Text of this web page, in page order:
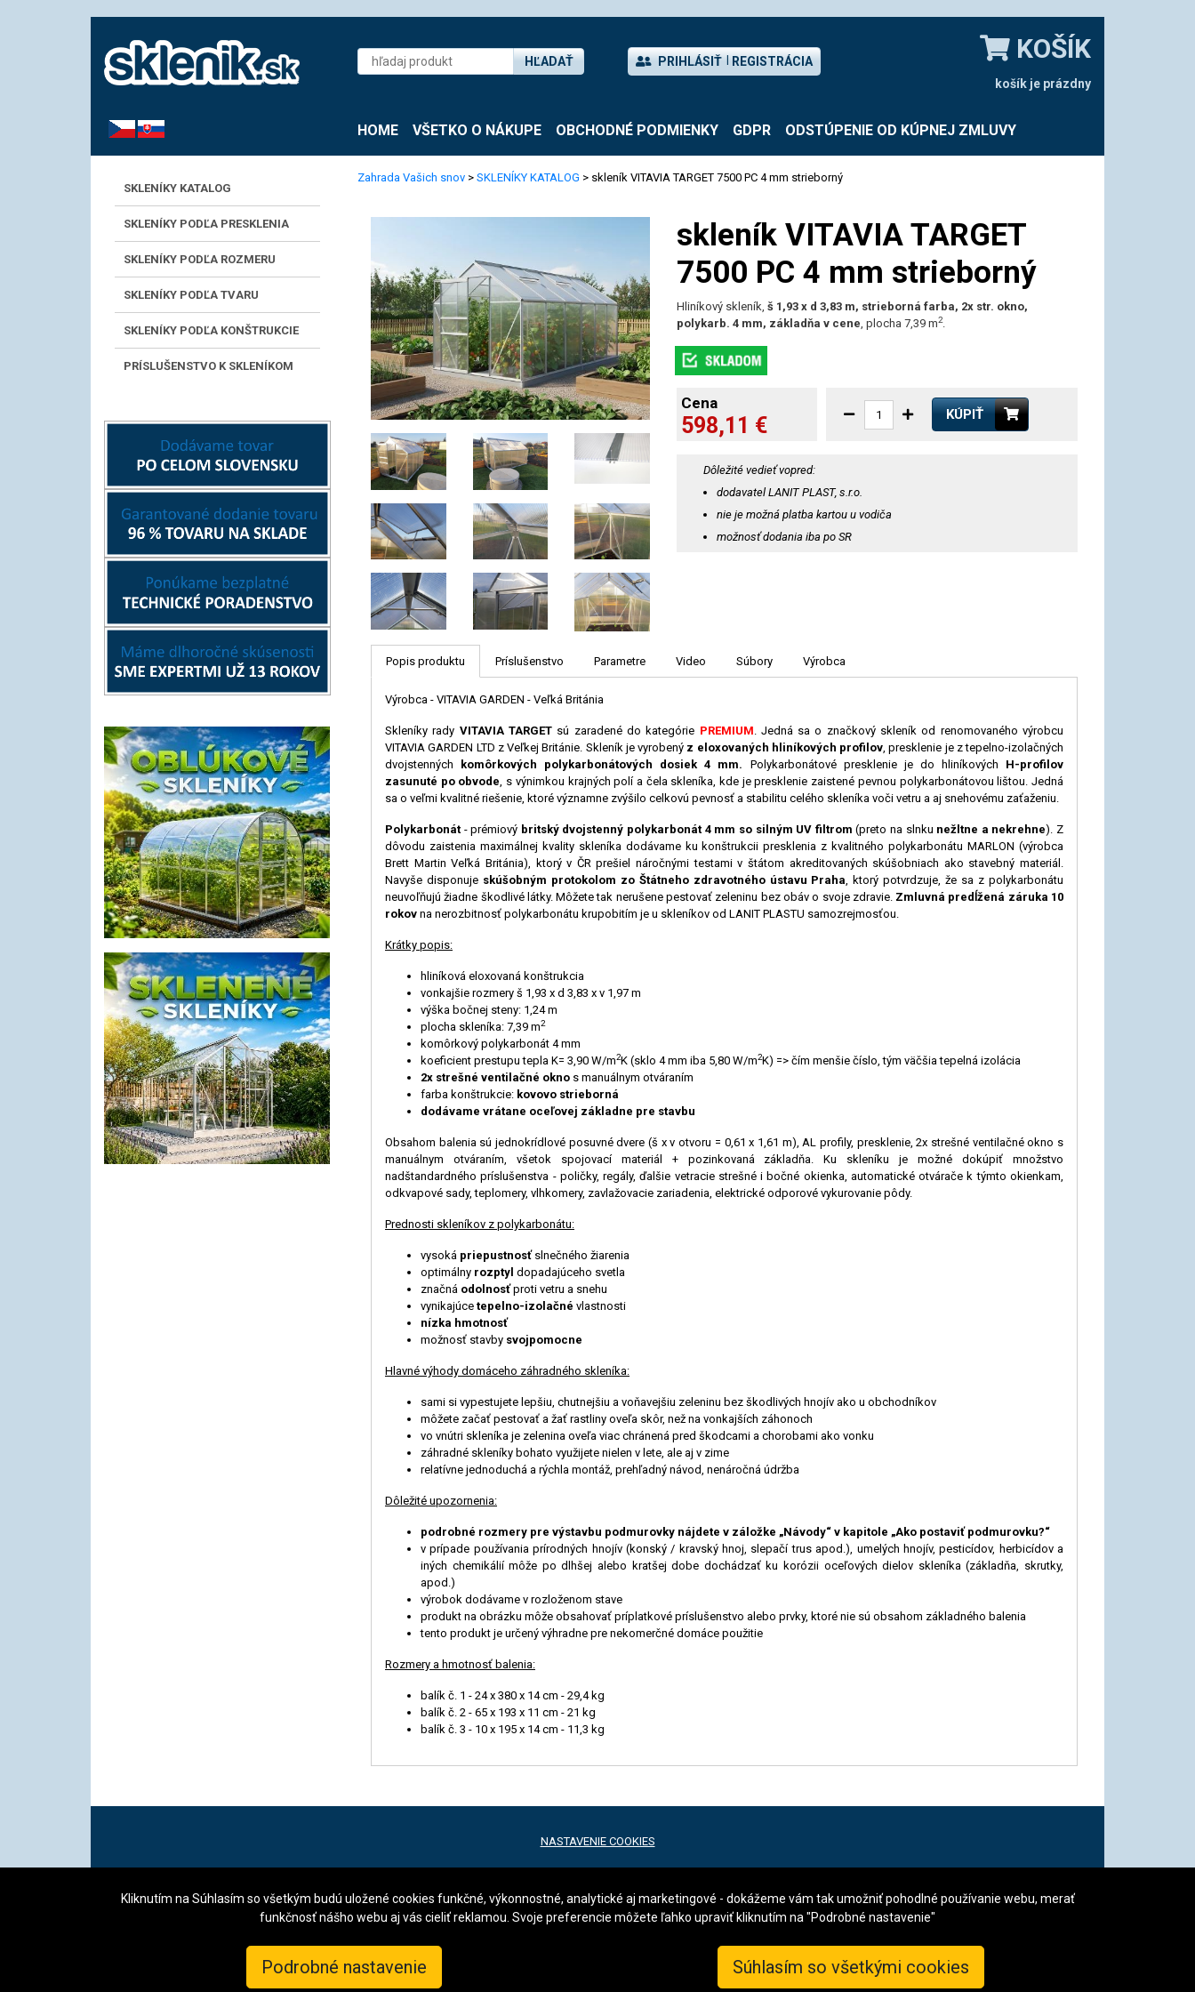
Kliknutím na Súhlasím so všetkým budú uložené cookies funkčné, výkonnostné, analytické aj marketingové - dokážeme vám tak umožniť pohodlné používanie webu, merať
funkčnosť nášho webu aj vás cieliť reklamou. Svoje preferencie môžete ľahko upraviť kliknutím na "Podrobné nastavenie"
Podrobné nastavenie Súhlasím so všetkými cookies
HĽADAŤ PRIHLÁSIŤ REGISTRÁCIA KOŠÍK
košík je prázdny
CZ SK HOME VŠETKO O NÁKUPE OBCHODNÉ PODMIENKY GDPR ODSTÚPENIE OD KÚPNEJ ZMLUVY
SKLENÍKY KATALOG
SKLENÍKY PODĽA PRESKLENIA
SKLENÍKY PODĽA ROZMERU
SKLENÍKY PODĽA TVARU
SKLENÍKY PODĽA KONŠTRUKCIE
PRÍSLUŠENSTVO K SKLENÍKOM
Zahrada Vašich snov > SKLENÍKY KATALOG > skleník VITAVIA TARGET 7500 PC 4 mm strieborný
skleník VITAVIA TARGET
7500 PC 4 mm strieborný
Hliníkový skleník, š 1,93 x d 3,83 m, strieborná farba, 2x str. okno,
polykarb. 4 mm, základňa v cene, plocha 7,39 m2.
Cena
598,11 € KÚPIŤ
Dôležité vedieť vopred:
dodavatel LANIT PLAST, s.r.o.
nie je možná platba kartou u vodiča
možnosť dodania iba po SR
Popis produktu Príslušenstvo Parametre Video Súbory Výrobca
Výrobca - VITAVIA GARDEN - Veľká Británia
Skleníky rady VITAVIA TARGET sú zaradené do kategórie PREMIUM. Jedná sa o značkový skleník od renomovaného výrobcu
VITAVIA GARDEN LTD z Veľkej Británie. Skleník je vyrobený z eloxovaných hliníkových profilov, presklenie je z tepelno-izolačných
dvojstenných
komôrkových polykarbonátových dosiek 4 mm. Polykarbonátové presklenie je do hliníkových H-profilov
zasunuté po obvode, s výnimkou krajných polí a čela skleníka, kde je presklenie zaistené pevnou polykarbonátovou lištou. Jedná
sa o veľmi kvalitné riešenie, ktoré významne zvýšilo celkovú pevnosť a stabilitu celého skleníka voči vetru a aj snehovému zaťaženiu.
Polykarbonát - prémiový britský dvojstenný polykarbonát 4 mm so silným UV filtrom (preto na slnku nežltne a nekrehne). Z
dôvodu zaistenia maximálnej kvality skleníka dodávame ku konštrukcii presklenia z kvalitného polykarbonátu MARLON (výrobca
Brett Martin Veľká Británia), ktorý v ČR prešiel náročnými testami v štátom akreditovaných skúšobniach ako stavebný materiál.
Navyše disponuje skúšobným protokolom zo Štátneho zdravotného ústavu Praha, ktorý potvrdzuje, že sa z polykarbonátu
neuvoľňujú žiadne škodlivé látky. Môžete tak nerušene pestovať zeleninu bez obáv o svoje zdravie. Zmluvná predĺžená záruka 10
rokov na nerozbitnosť polykarbonátu krupobitím je u skleníkov od LANIT PLASTU samozrejmosťou.
Krátky popis:
hliníková eloxovaná konštrukcia
vonkajšie rozmery š 1,93 x d 3,83 x v 1,97 m
výška bočnej steny: 1,24 m
plocha skleníka: 7,39 m2
komôrkový polykarbonát 4 mm
koeficient prestupu tepla K= 3,90 W/m2K (sklo 4 mm iba 5,80 W/m2K) => čím menšie číslo, tým väčšia tepelná izolácia
2x strešné ventilačné okno s manuálnym otváraním
farba konštrukcie: kovovo strieborná
dodávame vrátane oceľovej základne pre stavbu
Obsahom balenia sú jednokrídlové posuvné dvere (š x v otvoru = 0,61 x 1,61 m), AL profily, presklenie, 2x strešné ventilačné okno s
manuálnym otváraním, všetok spojovací materiál + pozinkovaná základňa. Ku skleníku je možné dokúpiť množstvo
nadštandardného príslušenstva - poličky, regály, ďalšie vetracie strešné i bočné okienka, automatické otvárače k ​​týmto okienkam,
odkvapové sady, teplomery, vlhkomery, zavlažovacie zariadenia, elektrické odporové vykurovanie pôdy.
Prednosti skleníkov z polykarbonátu:
vysoká priepustnosť slnečného žiarenia
optimálny rozptyl dopadajúceho svetla
značná odolnosťproti vetru a snehu
vynikajúce tepelno-izolačné vlastnosti
nízka hmotnosť
možnosť stavby svojpomocne
Hlavné výhody domáceho záhradného skleníka:
sami si vypestujete lepšiu, chutnejšiu a voňavejšiu zeleninu bez škodlivých hnojív ako u obchodníkov
môžete začať pestovať a žať rastliny oveľa skôr, než na vonkajších záhonoch
vo vnútri skleníka je zelenina oveľa viac chránená pred škodcami a chorobami ako vonku
záhradné skleníky bohato využijete nielen v lete, ale aj v zime
relatívne jednoduchá a rýchla montáž, prehľadný návod, nenáročná údržba
Dô ležité upozornenia:
podrobné rozmery pre výstavbu podmurovky nájdete v záložke „Návody“ v kapitole „Ako postaviť podmurovku?“
v prípade používania prírodných hnojív (konský / kravský hnoj, slepačí trus apod.), umelých hnojív, pesticídov, herbicídov a
iných chemikálií môže po dlhšej alebo kratšej dobe dochádzať ku korózii oceľových dielov skleníka (základňa, skrutky,
apod.)
výrobok dodávame v rozloženom stave
produkt na obrázku môže obsahovať príplatkové príslušenstvo alebo prvky, ktoré nie sú obsahom základného balenia
tento produkt je určený výhradne pre nekomerčné domáce použitie
Rozmery a hmotnosť balenia:
balík č. 1 - 24 x 380 x 14 cm - 29,4 kg
balík č. 2 - 65 x 193 x 11 cm - 21 kg
balík č. 3 - 10 x 195 x 14 cm - 11,3 kg
NASTAVENIE COOKIES